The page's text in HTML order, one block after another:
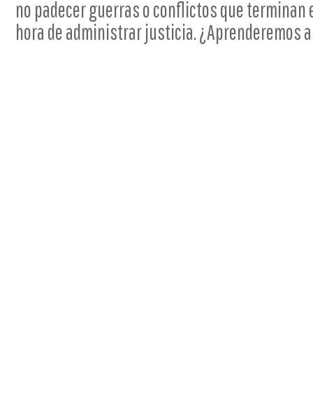
no padecer guerras o conflictos que terminan
hora de administrar justicia. ¿Aprenderemos